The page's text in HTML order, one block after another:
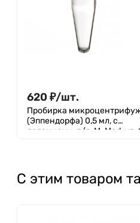
620 ₽/шт.
Пробирка
(Эппендорфа) 0,5 мл, с
делениями, п/п, M. Med, уп.
С этим товаром